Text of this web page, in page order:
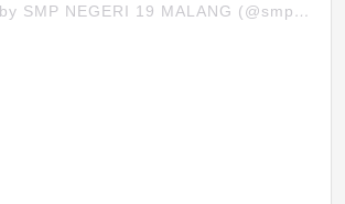
A post shared by SMP NEGERI 19 MALANG (@smpn19mlg)